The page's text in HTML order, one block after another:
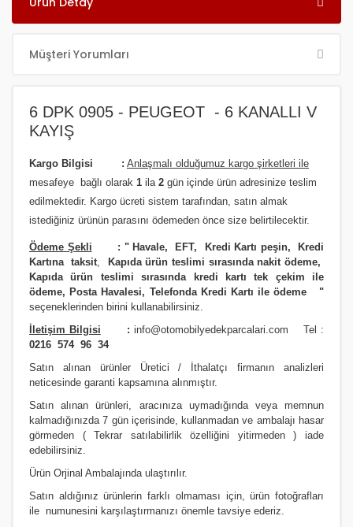
Müşteri Yorumları
6 DPK 0905 - PEUGEOT - 6 KANALLI V
KAYIŞ
Kargo Bilgisi : Anlaşmalı olduğumuz kargo şirketleri ile
mesafeye bağlı olarak 1 ila 2 gün içinde ürün adresinize teslim
edilmektedir. Kargo ücreti sistem tarafından, satın almak
istediğiniz ürünün parasını ödemeden önce size belirtilecektir.
Ödeme Şekli : " Havale, EFT, Kredi Kartı peşin,
Kredi
Kartına taksit,
Kapıda ürün teslimi sırasında nakit ödeme,
Kapıda ürün teslimi sırasında kredi kartı tek çekim ile
ödeme, Posta Havalesi, Telefonda Kredi Kartı ile ödeme
"
seçeneklerinden birini kullanabilirsiniz.
İletişim Bilgisi : info@otomobilyedekparcalari.com Tel :
0216 574 96 34
Satın alınan ürünler Üretici / İthalatçı firmanın analizleri
neticesinde garanti kapsamına alınmıştır.
Satın alınan ürünleri, aracınıza uymadığında veya memnun
kalmadığınızda 7 gün içerisinde, kullanmadan ve ambalajı hasar
görmeden ( Tekrar satılabilirlik özelliğini yitirmeden ) iade
edebilirsiniz.
Ürün Orjinal Ambalajında ulaştırılır.
Satın aldığınız ürünlerin farklı olmaması için, ürün fotoğrafları
ile numunesini karşılaştırmanızı önemle tavsiye ederiz.